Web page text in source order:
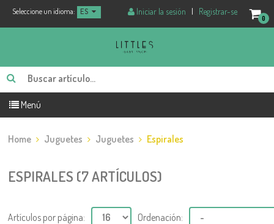
Seleccione un idioma: ES
0
Iniciar la sesión | Registrar-se
Menú
Home Juguetes Juguetes Espirales
ESPIRALES (7 ARTÍCULOS)
Artículos por página: Ordenación: